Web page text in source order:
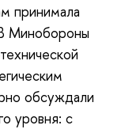
принимала
Минобороны
обсуждали
уровня: с